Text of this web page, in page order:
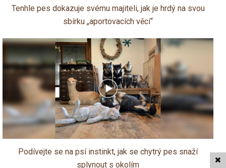
Tenhle pes dokazuje svému majiteli, jak je hrdý na svou
sbírku „aportovacích věcí“
Podívejte se na psí instinkt, jak se chytrý pes snaží
splynout s okolím